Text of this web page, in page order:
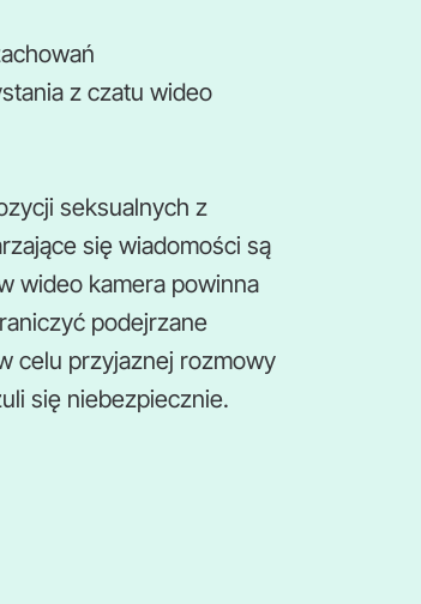
z czatu wideo
seksualnych z
się wiadomości są
wideo kamera powinna
podejrzane
celu przyjaznej rozmowy
się niebezpiecznie.